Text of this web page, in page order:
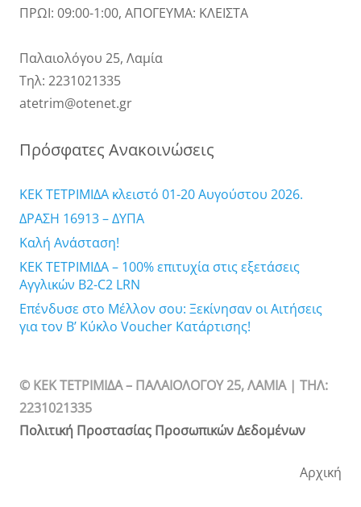
ΠΡΩΙ: 09:00-1:00, ΑΠΟΓΕΥΜΑ: ΚΛΕΙΣΤΑ
Παλαιολόγου 25, Λαμία
Τηλ: 2231021335
atetrim@otenet.gr
Πρόσφατες Ανακοινώσεις
ΚΕΚ ΤΕΤΡΙΜΙΔΑ κλειστό 01-20 Αυγούστου 2026.
ΔΡΑΣΗ 16913 – ΔΥΠΑ
Καλή Ανάσταση!
ΚΕΚ ΤΕΤΡΙΜΙΔΑ – 100% επιτυχία στις εξετάσεις
Αγγλικών B2-C2 LRN
Επένδυσε στο Μέλλον σου: Ξεκίνησαν οι Αιτήσεις
για τον Β’ Κύκλο Voucher Κατάρτισης!
© ΚΕΚ ΤΕΤΡΙΜΙΔΑ – ΠΑΛΑΙΟΛΟΓΟΥ 25, ΛΑΜΙΑ | TΗΛ:
2231021335
Πολιτική Προστασίας Προσωπικών Δεδομένων
Αρχική